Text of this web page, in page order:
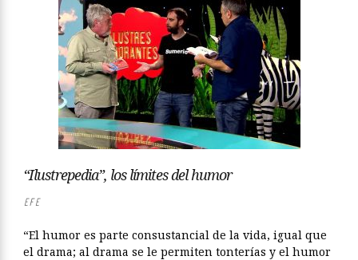
“Ilustrepedia”, los límites del humor
EFE
“El humor es parte consustancial de la vida, igual que
el drama; al drama se le permiten tonterías y el humor